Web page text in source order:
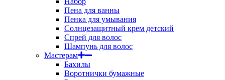
Пена для ванны
Пенка для умывания
Солнцезащитный крем детский
Спрей для волос
Шампунь для волос
Мастерам
Бахилы
Воротнички бумажные